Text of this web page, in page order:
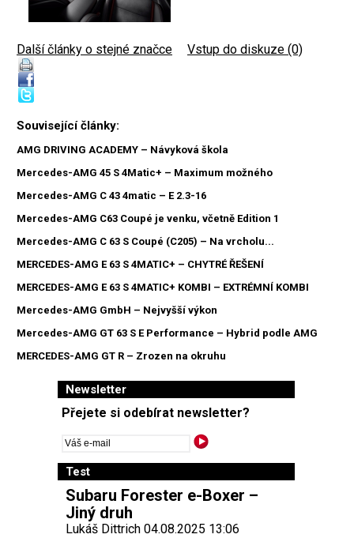
Další články o stejné značce Vstup do diskuze (0)
Související články:
AMG DRIVING ACADEMY – Návyková škola
Mercedes-AMG 45 S 4Matic+ – Maximum možného
Mercedes-AMG C 43 4matic – E 2.3-16
Mercedes-AMG C63 Coupé je venku, včetně Edition 1
Mercedes-AMG C 63 S Coupé (C205) – Na vrcholu...
MERCEDES-AMG E 63 S 4MATIC+ – CHYTRÉ ŘEŠENÍ
MERCEDES-AMG E 63 S 4MATIC+ KOMBI – EXTRÉMNÍ KOMBI
Mercedes-AMG GmbH – Nejvyšší výkon
Mercedes-AMG GT 63 S E Performance – Hybrid podle AMG
MERCEDES-AMG GT R – Zrozen na okruhu
Newsletter
Přejete si odebírat newsletter?
Test
Subaru Forester e-Boxer –
Jiný druh
Lukáš Dittrich 04.08.2025 13:06